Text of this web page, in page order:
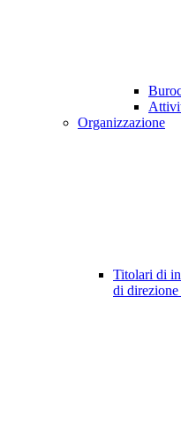
Organizzazione
Titolari di
di